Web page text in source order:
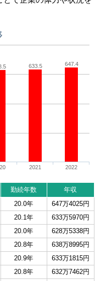
633.5 647.4
2021 2022
勤続年数
年収
20.0年
647万4025円
20.1年
633万5970円
20.0年
628万5338円
20.8年
638万8995円
20.9年
633万1815円
20.8年
632万7462円